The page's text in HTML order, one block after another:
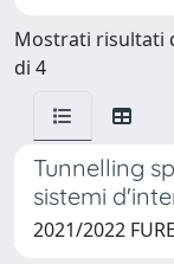
Mostrati risultati
di 4
Tunnelling
sistemi
2021/2022